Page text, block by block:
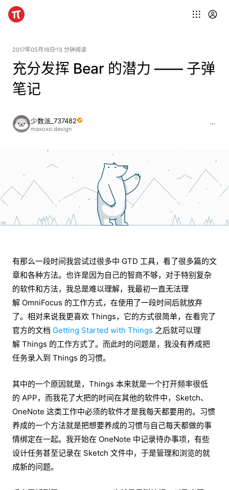
2017年05月18日 13 分钟阅读
充分发挥 Bear 的潜力 —— 子弹
笔记
少数派_737482
maxoxo.design
有那么一段时间我尝试过很多中 GTD 工具，看了很多篇的文
章和各种方法。也许是因为自己的智商不够，对于特别复杂
的软件和方法，我总是难以理解，我最初一直无法理
解 OmniFocus 的工作方式，在使用了一段时间后就放弃
了。相对来说我更喜欢 Things，它的方式很简单，在看完了
官方的文档 Getting Started with Things 之后就可以理
解 Things 的工作方式了。而此时的问题是，我没有养成把
任务录入到 Things 的习惯。
其中的一个原因就是，Things 本来就是一个打开频率很低
的 APP，而我花了大把的时间在其他的软件中，Sketch、
OneNote 这类工作中必须的软件才是我每天都要用的。习惯
养成的一个方法就是把想要养成的习惯与自己每天都做的事
情绑定在一起。我开始在 OneNote 中记录待办事项，有些
设计任务甚至记录在 Sketch 文件中，于是管理和浏览的就
成新的问题。